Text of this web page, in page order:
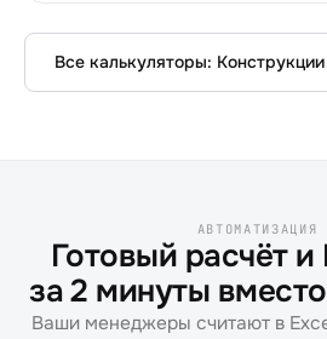
Все калькуляторы: Конструкции
АВТОМАТИЗАЦИЯ
Готовый расчёт
за 2 минуты
Ваши менеджеры считают в